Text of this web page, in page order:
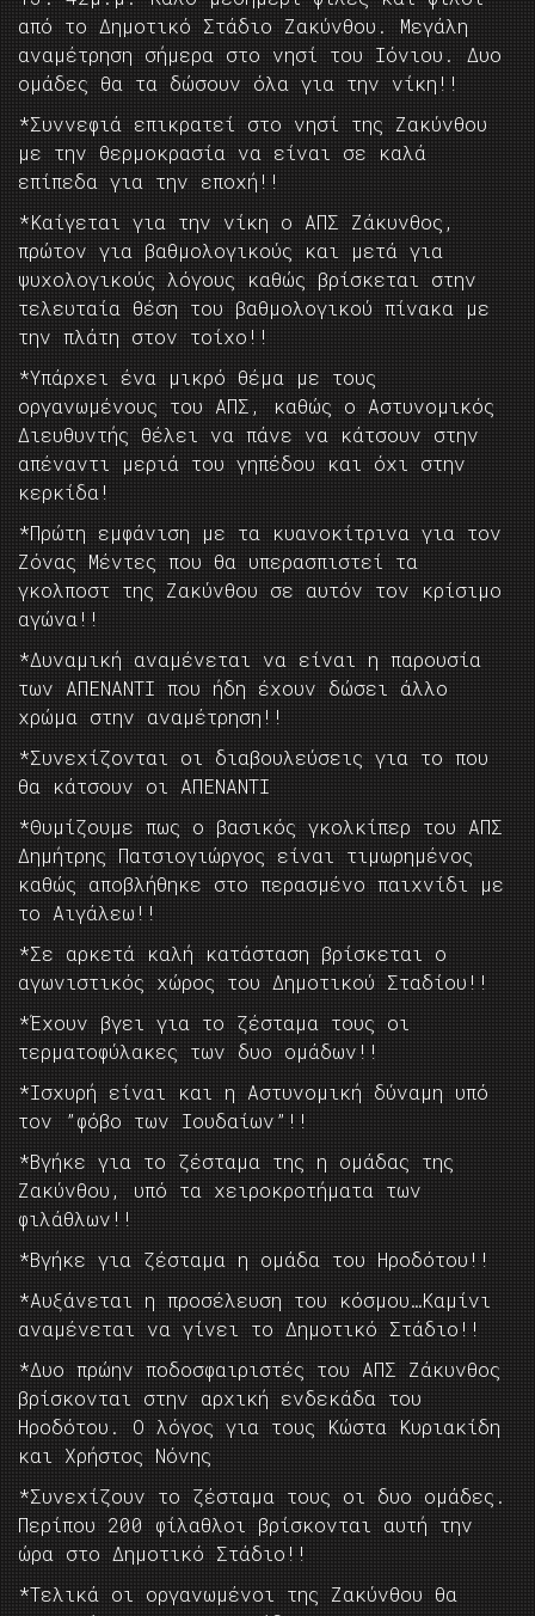
από το Δημοτικό Στάδιο Ζακύνθου. Μεγάλη
αναμέτρηση σήμερα στο νησί του Ιόνιου. Δυο
ομάδες θα τα δώσουν όλα για την νίκη!!
*Συννεφιά επικρατεί στο νησί της Ζακύνθου
με την θερμοκρασία να είναι σε καλά
επίπεδα για την εποχή!!
*Καίγεται για την νίκη ο ΑΠΣ Ζάκυνθος,
πρώτον για βαθμολογικούς και μετά για
ψυχολογικούς λόγους καθώς βρίσκεται στην
τελευταία θέση του βαθμολογικού πίνακα με
την πλάτη στον τοίχο!!
*Υπάρχει ένα μικρό θέμα με τους
οργανωμένους του ΑΠΣ, καθώς ο Αστυνομικός
Διευθυντής θέλει να πάνε να κάτσουν στην
απέναντι μεριά του γηπέδου και όχι στην
κερκίδα!
*Πρώτη εμφάνιση με τα κυανοκίτρινα για τον
Ζόνας Μέντες που θα υπερασπιστεί τα
γκολποστ της Ζακύνθου σε αυτόν τον κρίσιμο
αγώνα!!
*Δυναμική αναμένεται να είναι η παρουσία
των ΑΠΕΝΑΝΤΙ που ήδη έχουν δώσει άλλο
χρώμα στην αναμέτρηση!!
*Συνεχίζονται οι διαβουλεύσεις για το που
θα κάτσουν οι ΑΠΕΝΑΝΤΙ
*Θυμίζουμε πως ο βασικός γκολκίπερ του ΑΠΣ
Δημήτρης Πατσιογιώργος είναι τιμωρημένος
καθώς αποβλήθηκε στο περασμένο παιχνίδι με
το Αιγάλεω!!
*Σε αρκετά καλή κατάσταση βρίσκεται ο
αγωνιστικός χώρος του Δημοτικού Σταδίου!!
*Έχουν βγει για το ζέσταμα τους οι
τερματοφύλακες των δυο ομάδων!!
*Ισχυρή είναι και η Αστυνομική δύναμη υπό
τον ”φόβο των Ιουδαίων”!!
*Βγήκε για το ζέσταμα της η ομάδας της
Ζακύνθου, υπό τα χειροκροτήματα των
φιλάθλων!!
*Βγήκε για ζέσταμα η ομάδα του Ηροδότου!!
*Αυξάνεται η προσέλευση του κόσμου…Καμίνι
αναμένεται να γίνει το Δημοτικό Στάδιο!!
*Δυο πρώην ποδοσφαιριστές του ΑΠΣ Ζάκυνθος
βρίσκονται στην αρχική ενδεκάδα του
Ηροδότου. Ο λόγος για τους Κώστα Κυριακίδη
και Χρήστος Νόνης
*Συνεχίζουν το ζέσταμα τους οι δυο ομάδες.
Περίπου 200 φίλαθλοι βρίσκονται αυτή την
ώρα στο Δημοτικό Στάδιο!!
*Τελικά οι οργανωμένοι της Ζακύνθου θα